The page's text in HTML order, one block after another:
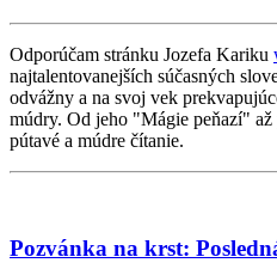
Odporúčam stránku Jozefa Kariku
najtalentovanejších súčasných
odvážny a na svoj vek
múdry. Od jeho "Mágie peňazí"
pútavé a múdre čítanie.
Pozvánka na krst: